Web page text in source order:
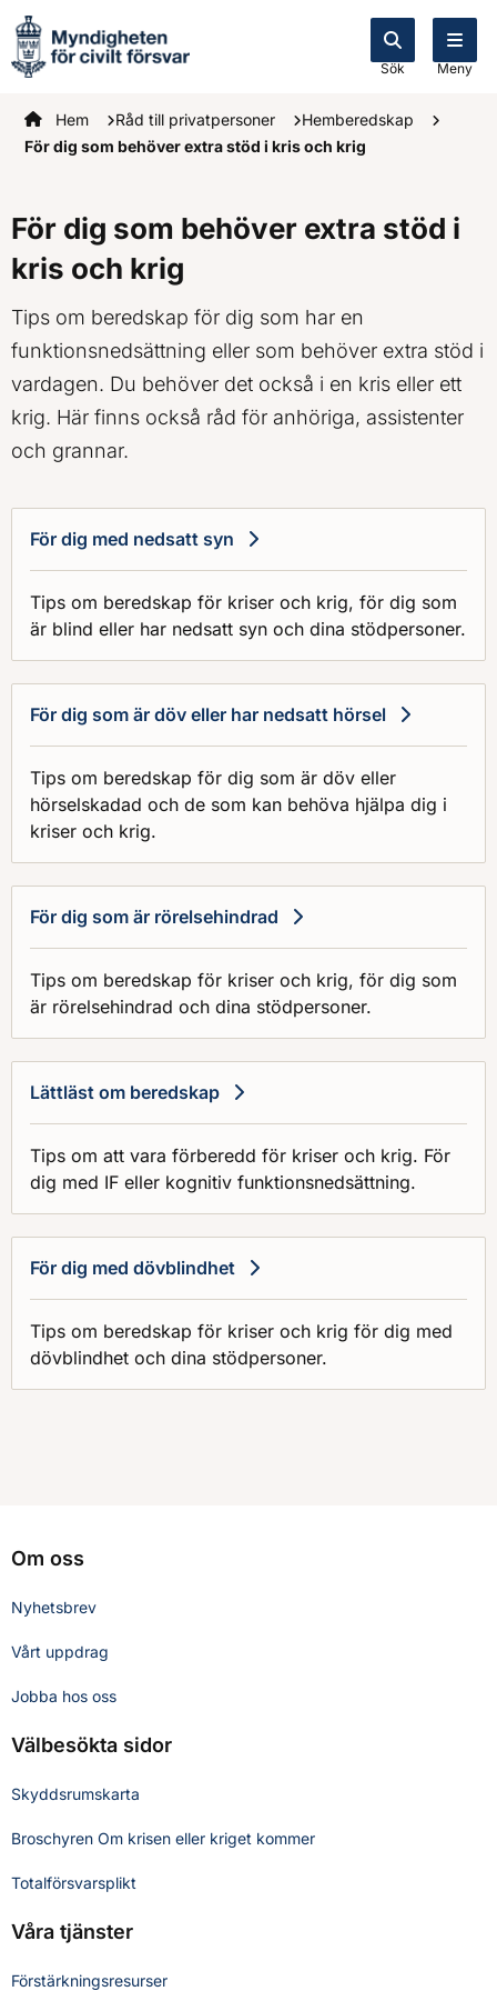
Sök Meny
Startsidan
Hem Råd till privatpersoner
Hemberedskap
För dig som behöver extra stöd i kris och krig
För dig som behöver extra stöd i
kris och krig
Tips om beredskap för dig som har en
funktionsnedsättning eller som behöver extra stöd i
vardagen. Du behöver det också i en kris eller ett
krig. Här finns också råd för anhöriga, assistenter
och grannar.
För dig med nedsatt syn
Tips om beredskap för kriser och krig, för dig som
är blind eller har nedsatt syn och dina stödpersoner.
För dig som är döv eller har nedsatt hörsel
Tips om beredskap för dig som är döv eller
hörselskadad och de som kan behöva hjälpa dig i
kriser och krig.
För dig som är rörelsehindrad
Tips om beredskap för kriser och krig, för dig som
är rörelsehindrad och dina stödpersoner.
Lättläst om beredskap
Tips om att vara förberedd för kriser och krig. För
dig med IF eller kognitiv funktionsnedsättning.
För dig med dövblindhet
Tips om beredskap för kriser och krig för dig med
dövblindhet och dina stödpersoner.
Om oss
Nyhetsbrev
Vårt uppdrag
Jobba hos oss
Välbesökta sidor
Skyddsrumskarta
Broschyren Om krisen eller kriget kommer
Totalförsvarsplikt
Våra tjänster
Förstärkningsresurser